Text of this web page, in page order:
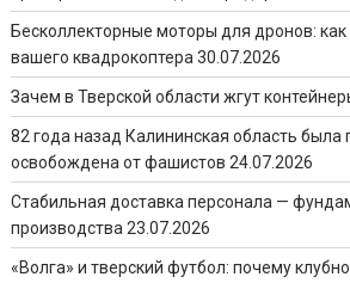
Бесколлекторные моторы для дронов:
вашего квадрокоптера 30.07.2026
Зачем в Тверской области жгут
82 года назад Калининская область была
освобождена от фашистов 24.07.2026
Стабильная доставка персонала —
производства 23.07.2026
«Волга» и тверский футбол: почему